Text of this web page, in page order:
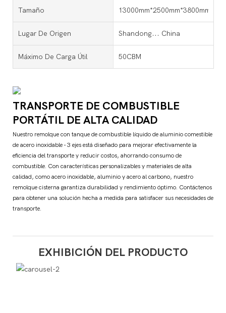
Tamaño 13000mm*2500mm*3800mm/
Lugar De Origen Shandong... China
Máximo De Carga Útil 50CBM
TRANSPORTE DE COMBUSTIBLE
PORTÁTIL DE ALTA CALIDAD
Nuestro remolque con tanque de combustible líquido de aluminio comestible
de acero inoxidable - 3 ejes está diseñado para mejorar efectivamente la
eficiencia del transporte y reducir costos, ahorrando consumo de
combustible. Con características personalizables y materiales de alta
calidad, como acero inoxidable, aluminio y acero al carbono, nuestro
remolque cisterna garantiza durabilidad y rendimiento óptimo. Contáctenos
para obtener una solución hecha a medida para satisfacer sus necesidades de
transporte.
EXHIBICIÓN DEL PRODUCTO